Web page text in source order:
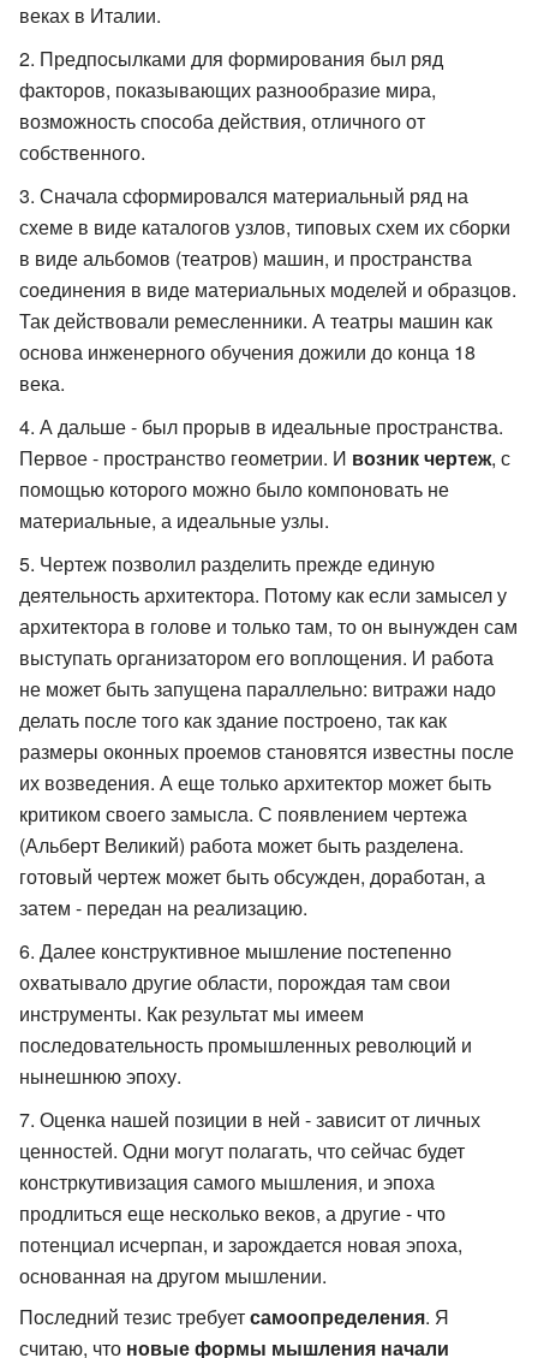
веках в Италии.
Предпосылками для формирования был ряд
факторов, показывающих разнообразие мира,
возможность способа действия, отличного от
собственного.
Сначала сформировался материальный ряд на
схеме в виде каталогов узлов, типовых схем их сборки
в виде альбомов (театров) машин, и пространства
соединения в виде материальных моделей и образцов.
Так действовали ремесленники. А театры машин как
основа инженерного обучения дожили до конца 18
века.
А дальше - был прорыв в идеальные пространства.
Первое - пространство геометрии. И возник чертеж, с
помощью которого можно было компоновать не
материальные, а идеальные узлы.
Чертеж позволил разделить прежде единую
деятельность архитектора. Потому как если замысел у
архитектора в голове и только там, то он вынужден сам
выступать организатором его воплощения. И работа
не может быть запущена параллельно: витражи надо
делать после того как здание построено, так как
размеры оконных проемов становятся известны после
их возведения. А еще только архитектор может быть
критиком своего замысла. С появлением чертежа
(Альберт Великий) работа может быть разделена.
готовый чертеж может быть обсужден, доработан, а
затем - передан на реализацию.
Далее конструктивное мышление постепенно
охватывало другие области, порождая там свои
инструменты. Как результат мы имеем
последовательность промышленных революций и
нынешнюю эпоху.
Оценка нашей позиции в ней - зависит от личных
ценностей. Одни могут полагать, что сейчас будет
констркутивизация самого мышления, и эпоха
продлиться еще несколько веков, а другие - что
потенциал исчерпан, и зарождается новая эпоха,
основанная на другом мышлении.
Последний тезис требуетсамоопределения. Я
считаю, что новые формы мышления начали